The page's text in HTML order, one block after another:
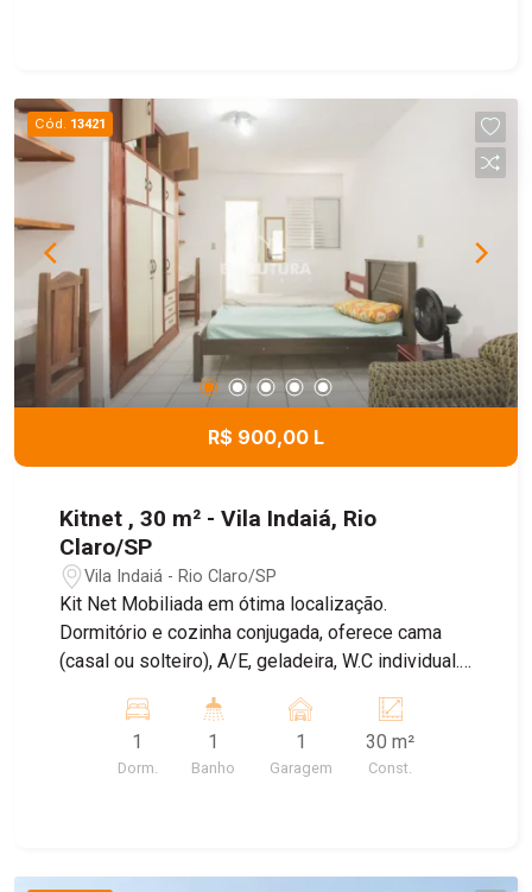
Cód. 13421
R$ 900,00 L
Kitnet , 30 m² - Vila Indaiá, Rio
Claro/SP
Vila Indaiá - Rio Claro/SP
Kit Net Mobiliada em ótima localização.
Dormitório e cozinha conjugada, oferece cama
(casal ou solteiro), A/E, geladeira, W.C individual.
carro, agua e IPTU incluso. Energia a parte.
1
Dorm.
1
Banho
1
Garagem
30 m²
Const.